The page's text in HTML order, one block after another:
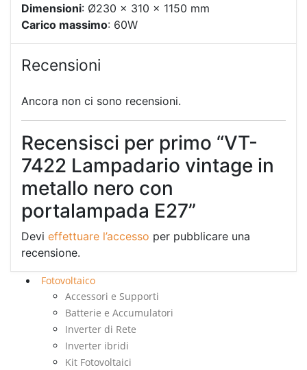
Dimensioni: Ø230 x 310 x 1150 mm
Carico massimo: 60W
Recensioni
Ancora non ci sono recensioni.
Recensisci per primo “VT-
7422 Lampadario vintage in
metallo nero con
portalampada E27”
Devi effettuare l’accesso per pubblicare una
recensione.
Fotovoltaico
Accessori e Supporti
Batterie e Accumulatori
Inverter di Rete
Inverter ibridi
Kit Fotovoltaici